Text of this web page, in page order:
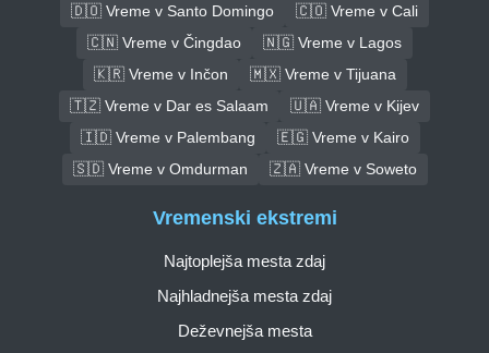
🇩🇴 Vreme v Santo Domingo
🇨🇴 Vreme v Cali
🇨🇳 Vreme v Čingdao
🇳🇬 Vreme v Lagos
🇰🇷 Vreme v Inčon
🇲🇽 Vreme v Tijuana
🇹🇿 Vreme v Dar es Salaam
🇺🇦 Vreme v Kijev
🇮🇩 Vreme v Palembang
🇪🇬 Vreme v Kairo
🇸🇩 Vreme v Omdurman
🇿🇦 Vreme v Soweto
Vremenski ekstremi
Najtoplejša mesta zdaj
Najhladnejša mesta zdaj
Deževnejša mesta